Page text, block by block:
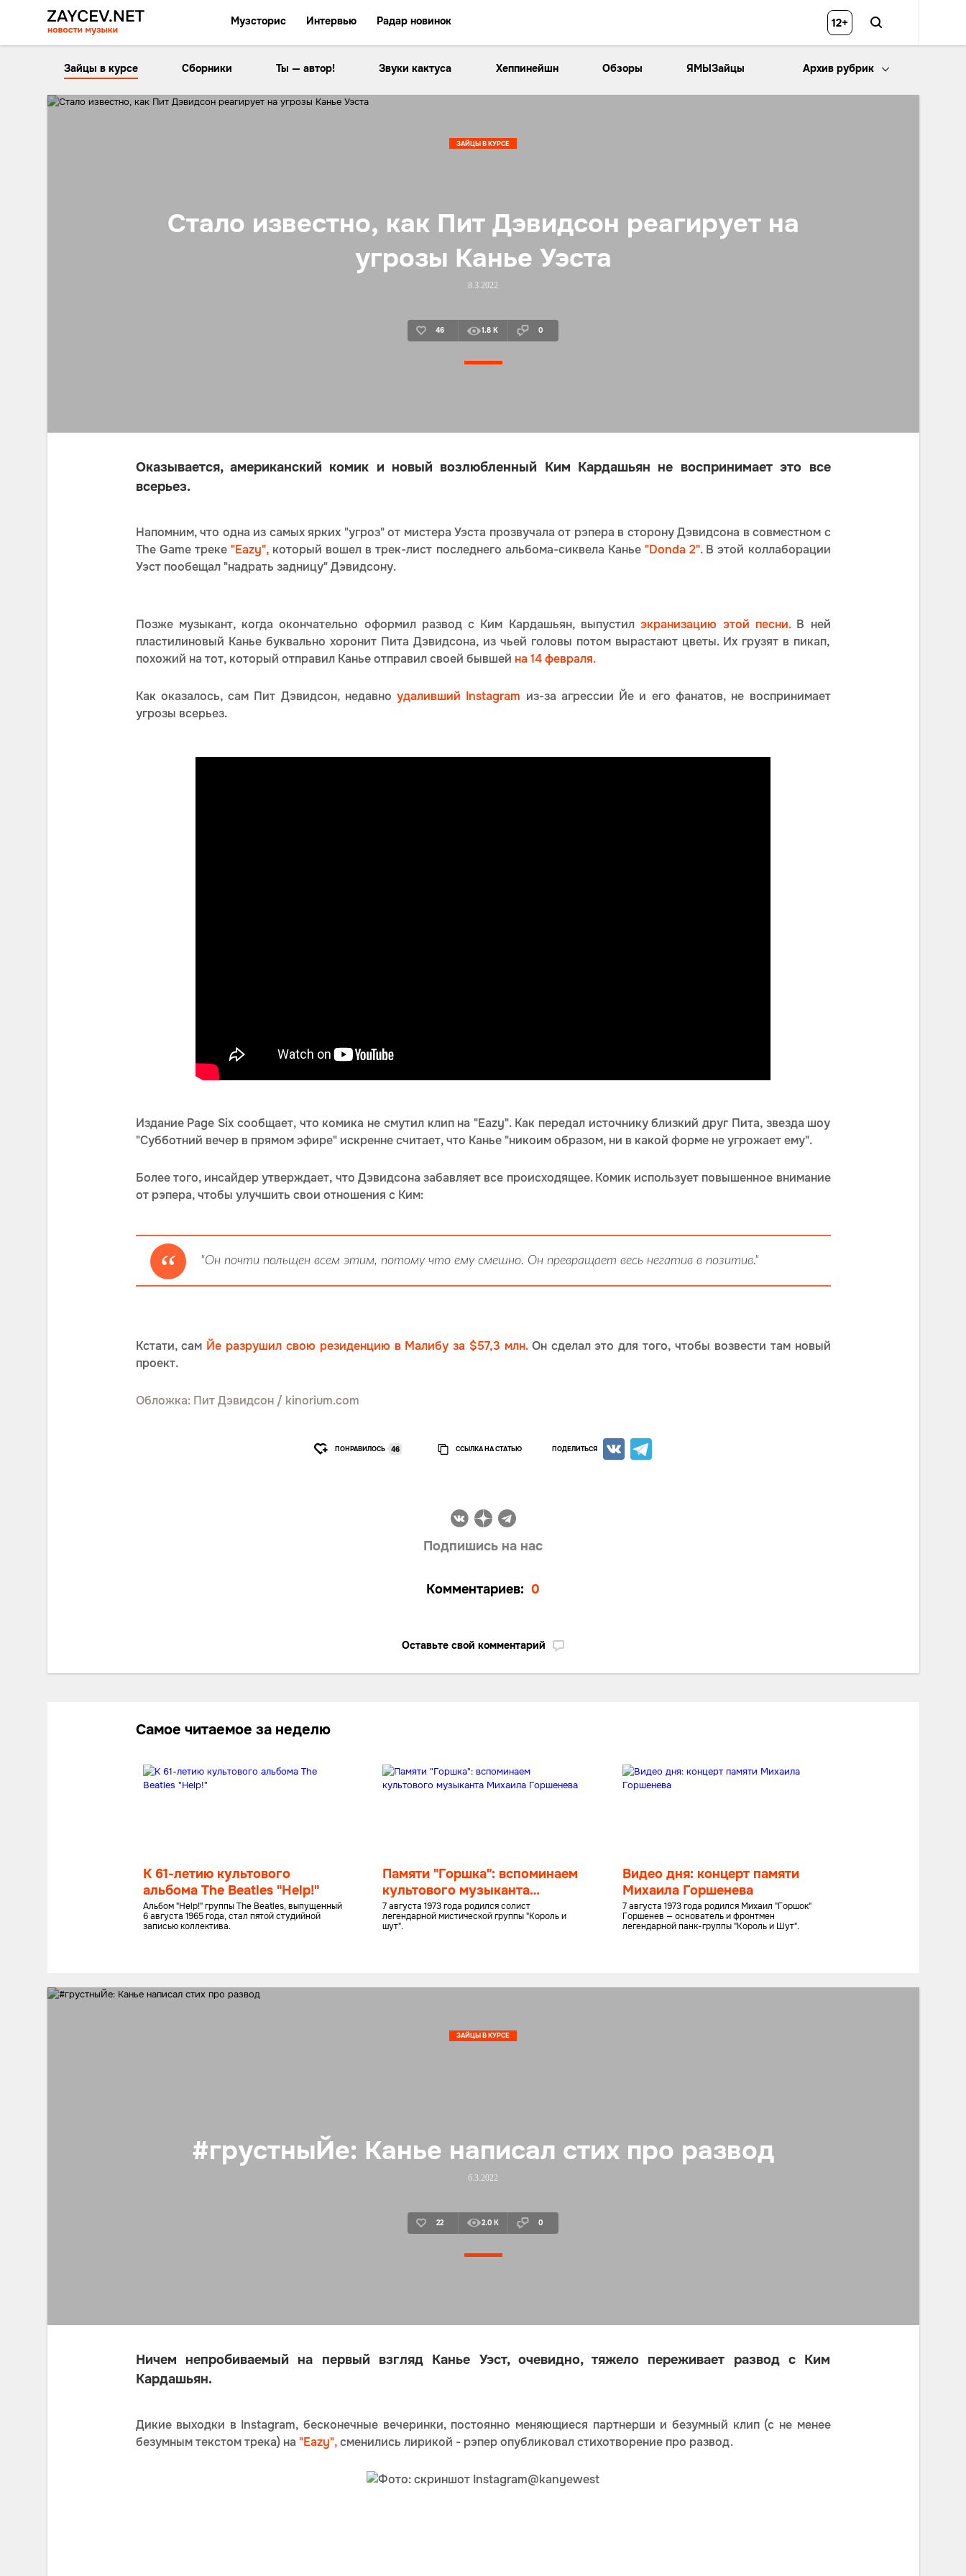
Музсторис Интервью Радар новинок 12+
Зайцы в курсе Сборники Ты — автор! Звуки кактуса Хеппинейшн Обзоры ЯМЫЗайцы Архив рубрик
Стало известно, как Пит Дэвидсон реагирует на
угрозы Канье Уэста
8.3.2022
46 1.8 K 0
ЗАЙЦЫ В КУРСЕ
Оказывается, американский комик и новый возлюбленный Ким Кардашьян не воспринимает это все
всерьез.
Напомним, что одна из самых ярких "угроз" от мистера Уэста прозвучала от рэпера в сторону Дэвидсона в совместном с
The Game треке "Eazy",который вошел в трек-лист последнего альбома-сиквела Канье "Donda 2".В этой коллаборации
Уэст пообещал "надрать задницу" Дэвидсону.
Позже музыкант, когда окончательно оформил развод с Ким Кардашьян, выпустилэкранизацию этой песни. В ней
пластилиновый Канье буквально хоронит Пита Дэвидсона, из чьей головы потом вырастают цветы. Их грузят в пикап,
похожий на тот, который отправил Канье отправил своей бывшей на 14 февраля.
Как оказалось, сам Пит Дэвидсон, недавно удаливший Instagram из-за агрессии Йе и его фанатов, не воспринимает
угрозы всерьез.
Издание Page Six сообщает, что комика не смутил клип на "Eazy". Как передал источнику близкий друг Пита, звезда шоу
"Субботний вечер в прямом эфире" искренне считает, что Канье "никоим образом, ни в какой форме не угрожает ему".
Более того, инсайдер утверждает, что Дэвидсона забавляет все происходящее. Комик использует повышенное внимание
от рэпера, чтобы улучшить свои отношения с Ким:
"Он почти польщен всем этим, потому что ему смешно. Он превращает весь негатив в позитив."
Кстати, сам Йе разрушил свою резиденцию в Малибу за $57,3 млн.Он сделал это для того, чтобы возвести там новый
проект.
Обложка: Пит Дэвидсон / kinorium.com
ПОНРАВИЛОСЬ 46 ССЫЛКА НА СТАТЬЮ ПОДЕЛИТЬСЯ
Подпишись на нас
Комментариев: 0
Оставьте свой комментарий
Самое читаемое за неделю
К 61-летию культового
альбома The Beatles "Help!"
Альбом "Help!" группы The Beatles, выпущенный
6 августа 1965 года, стал пятой студийной
записью коллектива.
Памяти "Горшка": вспоминаем
культового музыканта
Михаила Горшенева
7 августа 1973 года родился солист
легендарной мистической группы "Король и
шут".
Видео дня: концерт памяти
Михаила Горшенева
7 августа 1973 года родился Михаил "Горшок"
Горшенев — основатель и фронтмен
легендарной панк-группы "Король и Шут".
#грустныЙе: Канье написал стих про развод
6.3.2022
22 2.0 K 0
ЗАЙЦЫ В КУРСЕ
Ничем непробиваемый на первый взгляд Канье Уэст, очевидно, тяжело переживает развод с Ким
Кардашьян.
Дикие выходки в Instagram, бесконечные вечеринки, постоянно меняющиеся партнерши и безумный клип (с не менее
безумным текстом трека) на "Eazy",сменились лирикой - рэпер опубликовал стихотворение про развод.